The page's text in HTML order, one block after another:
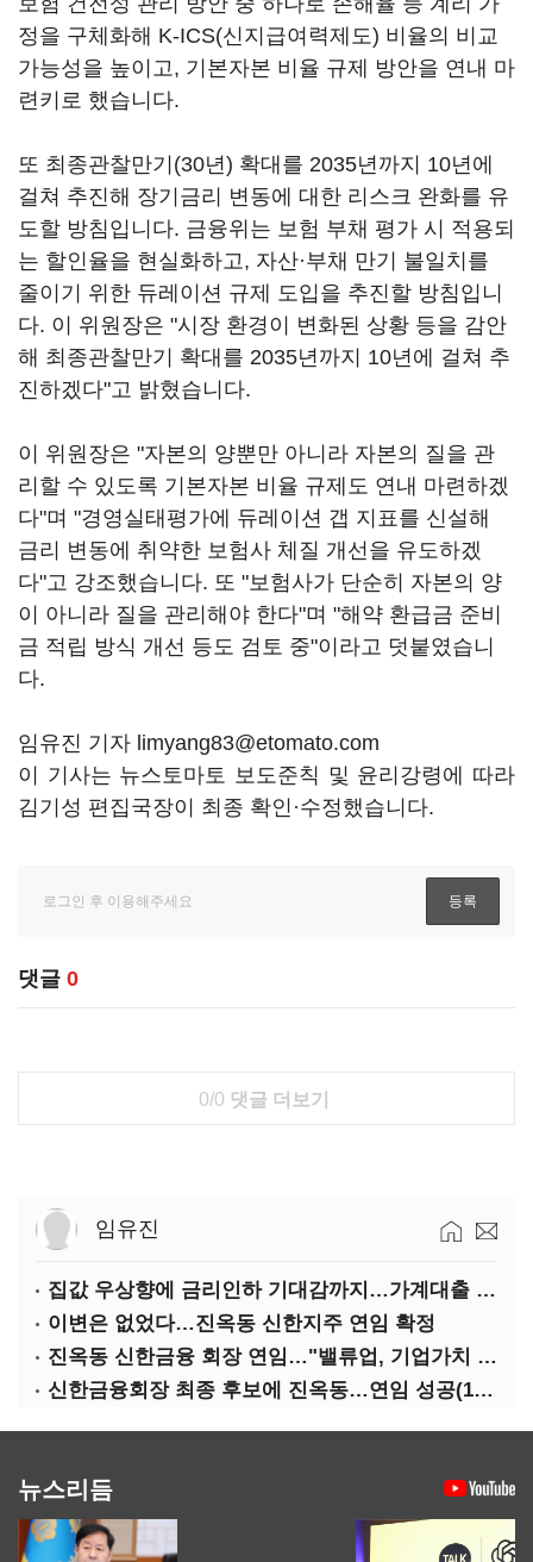
정을 구체화해 K-ICS(신지급여력제도) 비율의 비교
가능성을 높이고, 기본자본 비율 규제 방안을 연내 마
련키로 했습니다.
또 최종관찰만기(30년) 확대를 2035년까지 10년에
걸쳐 추진해 장기금리 변동에 대한 리스크 완화를 유
도할 방침입니다. 금융위는 보험 부채 평가 시 적용되
는 할인율을 현실화하고, 자산·부채 만기 불일치를
줄이기 위한 듀레이션 규제 도입을 추진할 방침입니
다. 이 위원장은 "시장 환경이 변화된 상황 등을 감안
해 최종관찰만기 확대를 2035년까지 10년에 걸쳐 추
진하겠다"고 밝혔습니다.
이 위원장은 "자본의 양뿐만 아니라 자본의 질을 관
리할 수 있도록 기본자본 비율 규제도 연내 마련하겠
다"며 "경영실태평가에 듀레이션 갭 지표를 신설해
금리 변동에 취약한 보험사 체질 개선을 유도하겠
다"고 강조했습니다. 또 "보험사가 단순히 자본의 양
이 아니라 질을 관리해야 한다"며 "해약 환급금 준비
금 적립 방식 개선 등도 검토 중"이라고 덧붙였습니
다.
임유진 기자 limyang83@etomato.com
이 기사는 뉴스토마토 보도준칙 및 윤리강령에 따라
김기성 편집국장이 최종 확인·수정했습니다.
댓글 0
0/0 댓글 더보기
임유진
집값 우상향에 금리인하 기대감까지…가계대출 뇌관
이변은 없었다…진옥동 신한지주 연임 확정
진옥동 신한금융 회장 연임…"밸류업, 기업가치 키워"(상보)
신한금융회장 최종 후보에 진옥동…연임 성공(1보)
뉴스리듬